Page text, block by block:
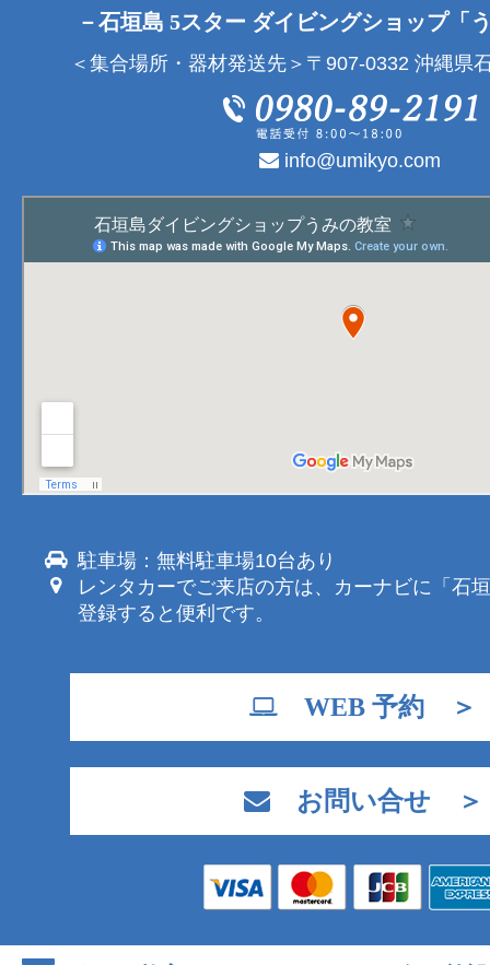
－石垣島 5スター ダイビングショップ「
＜集合場所・器材発送先＞〒907-0332 沖縄県
info@umikyo.com
駐車場：無料駐車場10台あり
レンタカーでご来店の方は、カーナビに「石
登録すると便利です。
WEB 予約 ＞
お問い合せ ＞